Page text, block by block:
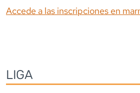
Accede a las inscripciones en
LIGA